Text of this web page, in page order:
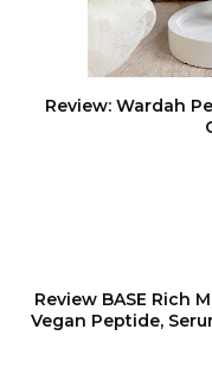
Review: Wardah
Review BASE Rich
Vegan Peptide,